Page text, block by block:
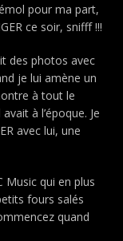
pour ma part,
ce soir, snifff !!!
des photos avec
je lui amène un
à tout le
à l’époque. Je
avec lui, une
Music qui en plus
fours salés
quand